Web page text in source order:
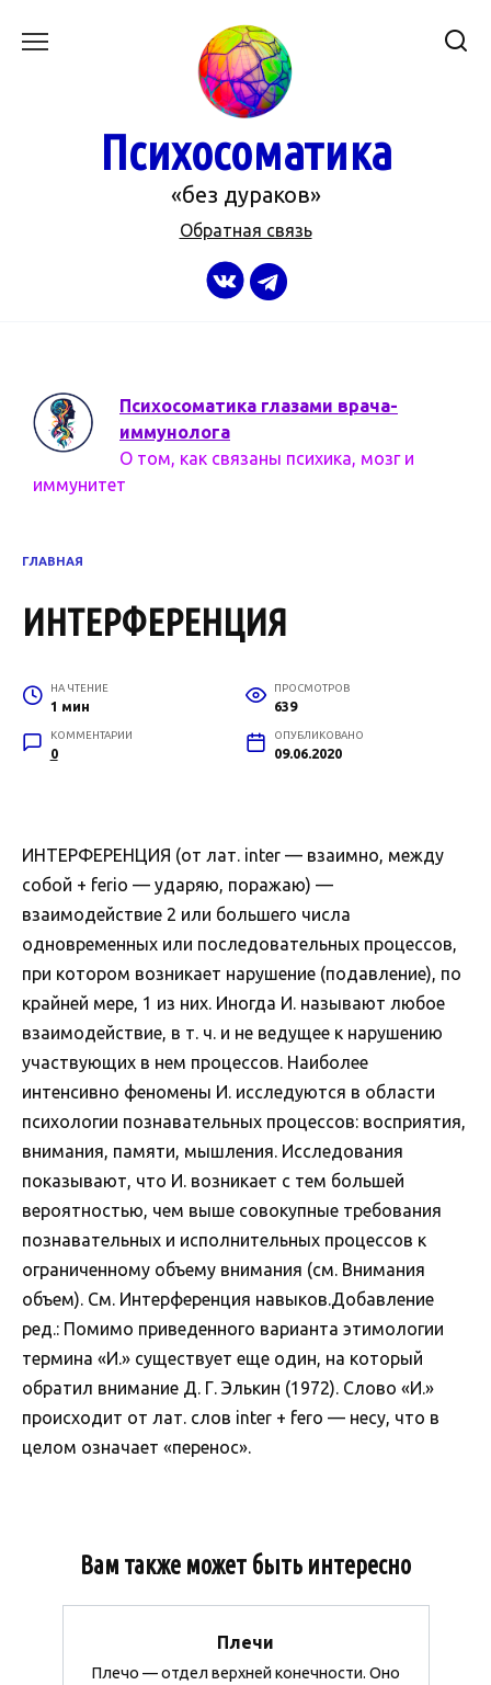
Психосоматика
«без дураков»
Обратная связь
Психосоматика глазами врача-
иммунолога
О том, как связаны психика, мозг и
иммунитет
ГЛАВНАЯ
ИНТЕРФЕРЕНЦИЯ
НА ЧТЕНИЕ
1 мин
ПРОСМОТРОВ
639
КОММЕНТАРИИ
0
ОПУБЛИКОВАНО
09.06.2020
ИНТЕРФЕРЕНЦИЯ (от лат. inter — взаимно, между
собой + ferio — ударяю, поражаю) —
взаимодействие 2 или большего числа
одновременных или последовательных процессов,
при котором возникает нарушение (подавление), по
крайней мере, 1 из них. Иногда И. называют любое
взаимодействие, в т. ч. и не ведущее к нарушению
участвующих в нем процессов. Наиболее
интенсивно феномены И. исследуются в области
психологии познавательных процессов: восприятия,
внимания, памяти, мышления. Исследования
показывают, что И. возникает с тем большей
вероятностью, чем выше совокупные требования
познавательных и исполнительных процессов к
ограниченному объему внимания (см. Внимания
объем). См. Интерференция навыков.Добавление
ред.: Помимо приведенного варианта этимологии
термина «И.» существует еще один, на который
обратил внимание Д. Г. Элькин (1972). Слово «И.»
происходит от лат. слов inter + fero — несу, что в
целом означает «перенос».
Вам также может быть интересно
Плечи
Плечо — отдел верхней конечности. Оно